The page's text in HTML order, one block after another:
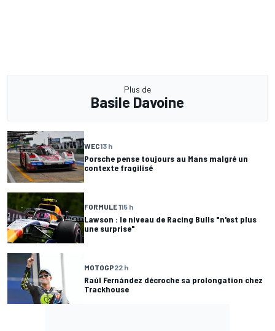
Plus de
Basile Davoine
WEC13 h
Porsche pense toujours au Mans malgré un
contexte fragilisé
FORMULE 115 h
Lawson : le niveau de Racing Bulls "n'est plus
une surprise"
MOTOGP22 h
Raúl Fernández décroche sa prolongation chez
Trackhouse